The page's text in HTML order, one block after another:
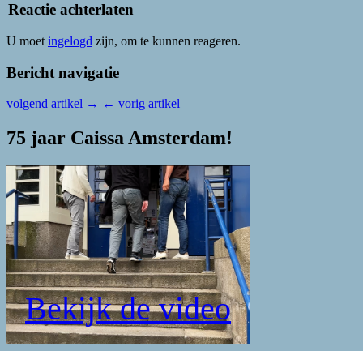
Reactie achterlaten
U moet ingelogd zijn, om te kunnen reageren.
Bericht navigatie
volgend artikel → ← vorig artikel
75 jaar Caissa Amsterdam!
Bekijk de video